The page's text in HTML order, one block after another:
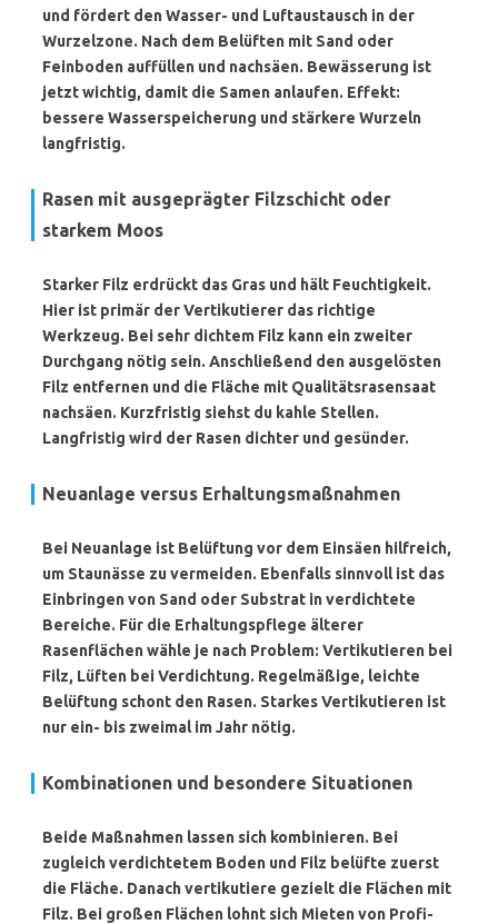
und fördert den Wasser- und Luftaustausch in der
Wurzelzone. Nach dem Belüften mit Sand oder
Feinboden auffüllen und nachsäen. Bewässerung ist
jetzt wichtig, damit die Samen anlaufen. Effekt:
bessere Wasserspeicherung und stärkere Wurzeln
langfristig.
Rasen mit ausgeprägter Filzschicht oder
starkem Moos
Starker Filz erdrückt das Gras und hält Feuchtigkeit.
Hier ist primär derVertikutierer das richtige
Werkzeug. Bei sehr dichtem Filz kann ein zweiter
Durchgang nötig sein. Anschließend den ausgelösten
Filz entfernen und die Fläche mit Qualitätsrasensaat
nachsäen. Kurzfristig siehst du kahle Stellen.
Langfristig wird der Rasen dichter und gesünder.
Neuanlage versus Erhaltungsmaßnahmen
Bei Neuanlage ist Belüftung vor dem Einsäen hilfreich,
um Staunässe zu vermeiden. Ebenfalls sinnvoll ist das
Einbringen von Sand oder Substrat in verdichtete
Bereiche. Für die Erhaltungspflege älterer
Rasenflächen wähle je nach Problem: Vertikutieren bei
Filz, Lüften bei Verdichtung. Regelmäßige, leichte
Belüftung schont den Rasen. Starkes Vertikutieren ist
nur ein- bis zweimal im Jahr nötig.
Kombinationen und besondere Situationen
Beide Maßnahmen lassen sich kombinieren. Bei
zugleich verdichtetem Boden und Filz belüfte zuerst
die Fläche. Danach vertikutiere gezielt die Flächen mit
Filz. Bei großen Flächen lohnt sich Mieten von Profi-